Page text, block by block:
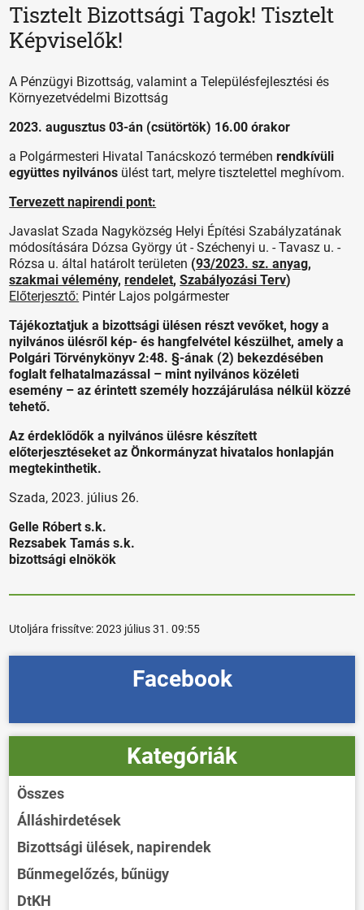
Tisztelt Bizottsági Tagok! Tisztelt
Képviselők!
A Pénzügyi Bizottság, valamint a Településfejlesztési és
Környezetvédelmi Bizottság
2023. augusztus 03-án (csütörtök) 16.00 órakor
a Polgármesteri Hivatal Tanácskozó termébenrendkívüli
együttes nyilvános ülést tart, melyre tisztelettel meghívom.
Tervezett napirendi pont:
Javaslat Szada Nagyközség Helyi Építési Szabályzatának
módosítására Dózsa György út - Széchenyi u. - Tavasz u. -
Rózsa u. által határolt területen (93/2023. sz. anyag,
szakmai vélemény,rendelet,Szabályozási Terv)
Előterjesztő: Pintér Lajos polgármester
Tájékoztatjuk a bizottsági ülésen részt vevőket, hogy a
nyilvános ülésről kép- és hangfelvétel készülhet, amely a
Polgári Törvénykönyv 2:48. §-ának (2) bekezdésében
foglalt felhatalmazással – mint nyilvános közéleti
esemény – az érintett személy hozzájárulása nélkül közzé
tehető.
Az érdeklődők a nyilvános ülésre készített
előterjesztéseket az Önkormányzat hivatalos honlapján
megtekinthetik.
Szada, 2023. július 26.
Gelle Róbert s.k.
Rezsabek Tamás s.k.
bizottsági elnökök
Utoljára frissítve:2023 július 31. 09:55
Facebook
Kategóriák
Összes
Álláshirdetések
Bizottsági ülések, napirendek
Bűnmegelőzés, bűnügy
DtKH